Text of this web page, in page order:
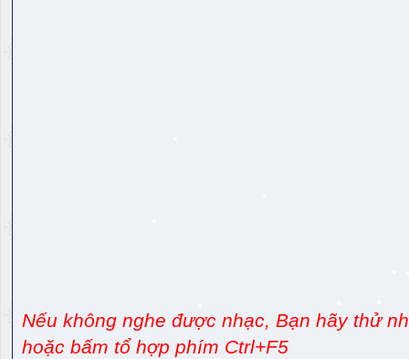
Nếu không nghe được nhạc, Bạn hãy thử
hoặc bấm tổ hợp phím Ctrl+F5